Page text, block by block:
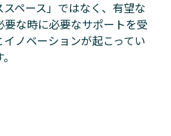
ペース」ではなく、有望な
な時に必要なサポートを受
ノベーションが起こってい